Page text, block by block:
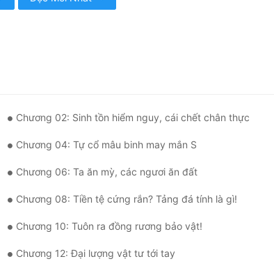
Chương 02: Sinh tồn hiểm nguy, cái chết chân thực
Chương 04: Tự cổ mâu binh may mắn S
Chương 06: Ta ăn mỳ, các ngươi ăn đất
Chương 08: Tiền tệ cứng rắn? Tảng đá tính là gì!
Chương 10: Tuôn ra đồng rương bảo vật!
Chương 12: Đại lượng vật tư tới tay